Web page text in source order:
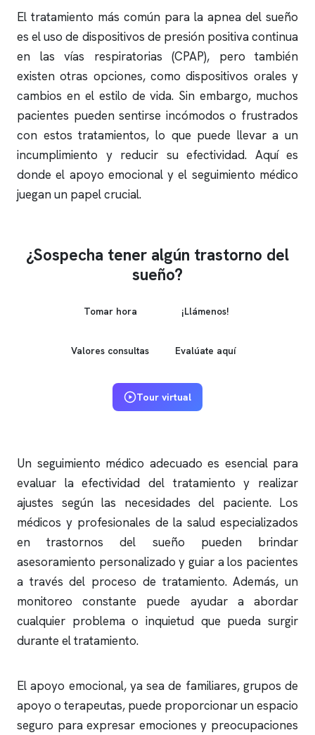
El tratamiento más común para la apnea del sueño
es el uso de dispositivos de presión positiva continua
en las vías respiratorias (CPAP), pero también
existen otras opciones, como dispositivos orales y
cambios en el estilo de vida. Sin embargo, muchos
pacientes pueden sentirse incómodos o frustrados
con estos tratamientos, lo que puede llevar a un
incumplimiento y reducir su efectividad. Aquí es
donde el apoyo emocional y el seguimiento médico
juegan un papel crucial.
¿Sospecha tener algún trastorno del
sueño?
Tomar hora ¡Llámenos!
Valores consultas Evalúate aquí
Tour virtual
Un seguimiento médico adecuado es esencial para
evaluar la efectividad del tratamiento y realizar
ajustes según las necesidades del paciente. Los
médicos y profesionales de la salud especializados
en trastornos del sueño pueden brindar
asesoramiento personalizado y guiar a los pacientes
a través del proceso de tratamiento. Además, un
monitoreo constante puede ayudar a abordar
cualquier problema o inquietud que pueda surgir
durante el tratamiento.
El apoyo emocional, ya sea de familiares, grupos de
apoyo o terapeutas, puede proporcionar un espacio
seguro para expresar emociones y preocupaciones